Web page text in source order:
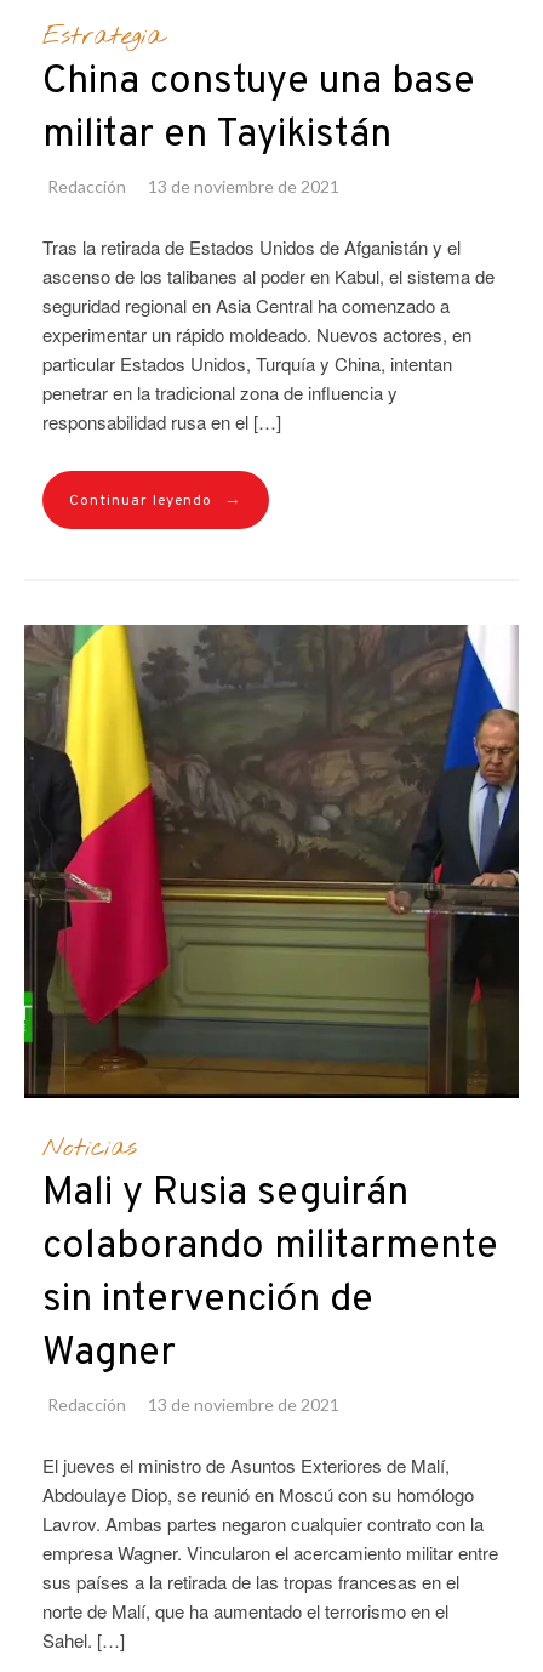
Estrategia
China constuye una base
militar en Tayikistán
Redacción 13 de noviembre de 2021
Tras la retirada de Estados Unidos de Afganistán y el
ascenso de los talibanes al poder en Kabul, el sistema de
seguridad regional en Asia Central ha comenzado a
experimentar un rápido moldeado. Nuevos actores, en
particular Estados Unidos, Turquía y China, intentan
penetrar en la tradicional zona de influencia y
responsabilidad rusa en el […]
Continuar leyendo →
Noticias
Mali y Rusia seguirán
colaborando militarmente
sin intervención de
Wagner
Redacción 13 de noviembre de 2021
El jueves el ministro de Asuntos Exteriores de Malí,
Abdoulaye Diop, se reunió en Moscú con su homólogo
Lavrov. Ambas partes negaron cualquier contrato con la
empresa Wagner. Vincularon el acercamiento militar entre
sus países a la retirada de las tropas francesas en el
norte de Malí, que ha aumentado el terrorismo en el
Sahel. […]